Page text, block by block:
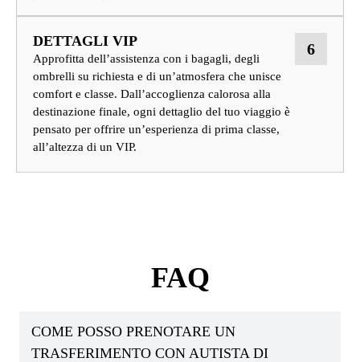
DETTAGLI VIP
Approfitta dell’assistenza con i bagagli, degli
ombrelli su richiesta e di un’atmosfera che unisce
comfort e classe. Dall’accoglienza calorosa alla
destinazione finale, ogni dettaglio del tuo viaggio è
pensato per offrire un’esperienza di prima classe,
all’altezza di un VIP.
6
FAQ
COME POSSO PRENOTARE UN
TRASFERIMENTO CON AUTISTA DI